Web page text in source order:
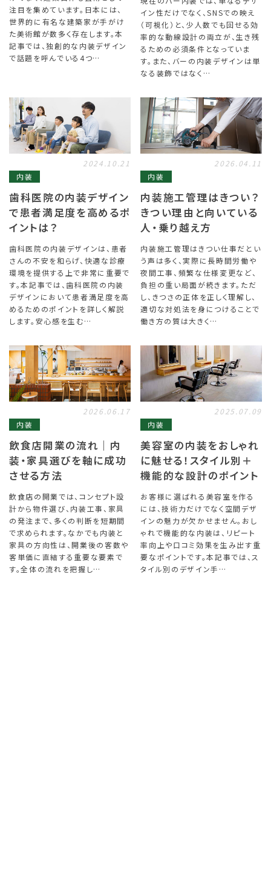
注目を集めています。日本には、
世界的に有名な建築家が手がけ
た美術館が数多く存在します。本
記事では、独創的な内装デザイン
で話題を呼んでいる4つ…
イン性だけでなく、SNSでの映え
（可視化）と、少人数でも回せる効
率的な動線設計の両立が、生き残
るための必須条件となっていま
す。また、バーの内装デザインは単
なる装飾ではなく…
内装
2024.10.21
歯科医院の内装デザイン
で患者満足度を高めるポ
イントは？
歯科医院の内装デザインは、患者
さんの不安を和らげ、快適な診療
環境を提供する上で非常に重要で
す。本記事では、歯科医院の内装
デザインにおいて患者満足度を高
めるためのポイントを詳しく解説
します。安心感を生む…
内装
2026.04.11
内装施工管理はきつい？
きつい理由と向いている
人・乗り越え方
内装施工管理はきつい仕事だとい
う声は多く、実際に長時間労働や
夜間工事、頻繁な仕様変更など、
負担の重い局面が続きます。ただ
し、きつさの正体を正しく理解し、
適切な対処法を身につけることで
働き方の質は大きく…
内装
2026.06.17
飲食店開業の流れ｜内
装・家具選びを軸に成功
させる方法
飲食店の開業では、コンセプト設
計から物件選び、内装工事、家具
の発注まで、多くの判断を短期間
で求められます。なかでも内装と
家具の方向性は、開業後の客数や
客単価に直結する重要な要素で
す。全体の流れを把握し…
内装
2025.07.09
美容室の内装をおしゃれ
に魅せる！スタイル別＋
機能的な設計のポイント
お客様に選ばれる美容室を作る
には、技術力だけでなく空間デザ
インの魅力が欠かせません。おし
ゃれで機能的な内装は、リピート
率向上や口コミ効果を生み出す重
要なポイントです。本記事では、ス
タイル別のデザイン手…